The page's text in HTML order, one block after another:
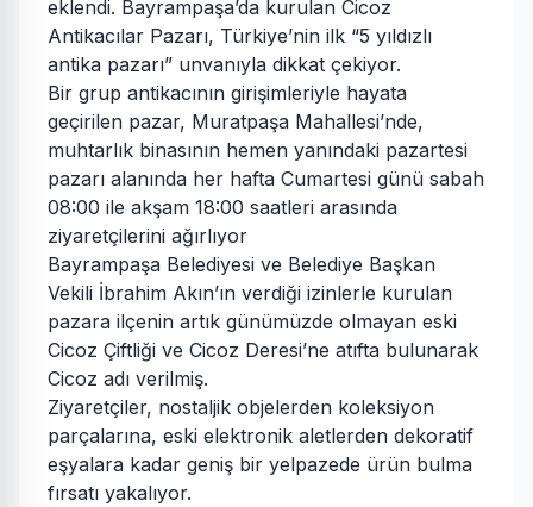
eklendi. Bayrampaşa’da kurulan Cicoz
Antikacılar Pazarı, Türkiye’nin ilk “5 yıldızlı
antika pazarı” unvanıyla dikkat çekiyor.
Bir grup antikacının girişimleriyle hayata
geçirilen pazar, Muratpaşa Mahallesi’nde,
muhtarlık binasının hemen yanındaki pazartesi
pazarı alanında her hafta Cumartesi günü sabah
08:00 ile akşam 18:00 saatleri arasında
ziyaretçilerini ağırlıyor
Bayrampaşa Belediyesi ve Belediye Başkan
Vekili İbrahim Akın’ın verdiği izinlerle kurulan
pazara ilçenin artık günümüzde olmayan eski
Cicoz Çiftliği ve Cicoz Deresi’ne atıfta bulunarak
Cicoz adı verilmiş.
Ziyaretçiler, nostaljik objelerden koleksiyon
parçalarına, eski elektronik aletlerden dekoratif
eşyalara kadar geniş bir yelpazede ürün bulma
fırsatı yakalıyor.